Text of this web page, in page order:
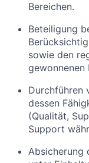
Bereichen.
Beteiligung
sowie den
gewonnenen
Durchführen
dessen
(Qualität,
Support
Absicherung